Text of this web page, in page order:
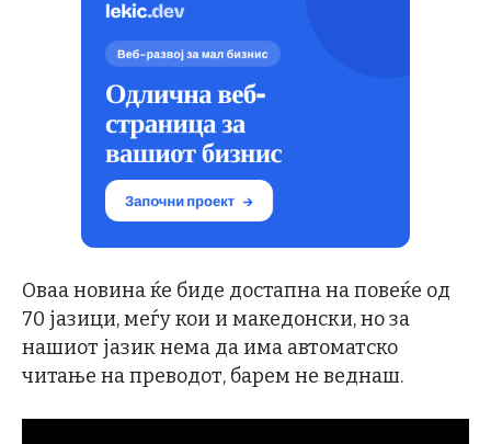
Оваа новина ќе биде достапна на повеќе од
70 јазици, меѓу кои и македонски, но за
нашиот јазик нема да има автоматско
читање на преводот, барем не веднаш.